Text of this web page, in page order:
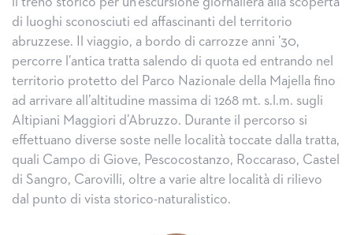
di luoghi sconosciuti ed affascinanti del territorio
abruzzese. Il viaggio, a bordo di carrozze anni ’30,
percorre l’antica tratta salendo di quota ed entrando nel
territorio protetto del Parco Nazionale della Majella fino
ad arrivare all’altitudine massima di 1268 mt. s.l.m. sugli
Altipiani Maggiori d’Abruzzo. Durante il percorso si
effettuano diverse soste nelle località toccate dalla tratta,
quali Campo di Giove, Pescocostanzo, Roccaraso, Castel
di Sangro, Carovilli, oltre a varie altre località di rilievo
dal punto di vista storico-naturalistico.